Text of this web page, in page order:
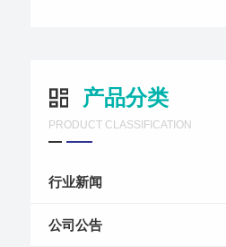
产品分类
PRODUCT CLASSIFICATION
行业新闻
公司公告